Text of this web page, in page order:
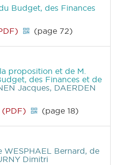
Budget, des Finances
(page 72)
proposition et de M.
des Finances et de
Jacques, DAERDEN
(page 18)
WESPHAEL Bernard, de
Dimitri